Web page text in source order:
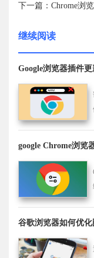
下一篇：Chrome浏
继续阅读
Google浏览器插件
google Chrome浏览
谷歌浏览器如何优